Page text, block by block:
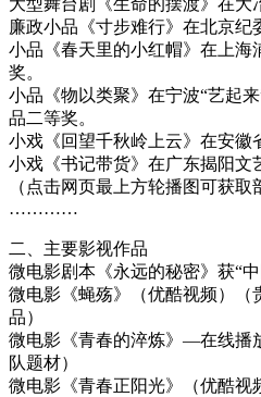
大型舞台剧《生命的摆渡》在大
廉政小品《寸步难行》在北京纪
小品《春天里的小红帽》在上海
奖。
小品《物以类聚》在宁波“艺起
品二等奖。
小戏《回望千秋岭上云》在安徽
小戏《书记带货》在广东揭阳文
（点击网页最上方轮播图可获取
…………
二、主要影视作品
微电影剧本《永远的秘密》获“中
微电影《蝇殇》（优酷视频）（
品）
微电影《青春的淬炼》—在线播
队题材）
微电影《青春正阳光》（优酷视